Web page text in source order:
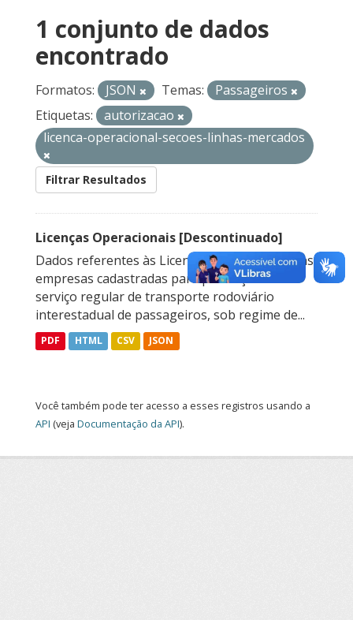
1 conjunto de dados
encontrado
Formatos: JSON Temas:
Passageiros
Etiquetas:
autorizacao
licenca-operacional-secoes-linhas-mercados
Filtrar Resultados
Licenças Operacionais [Descontinuado]
Dados referentes às Licenças Operacionais das
empresas cadastradas para prestação do
serviço regular de transporte rodoviário
interestadual de passageiros, sob regime de...
PDF HTML CSV JSON
Você também pode ter acesso a esses registros usando a
API (veja Documentação da API).